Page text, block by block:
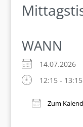
WANN
14.07.2026
12:15 - 13:15
Zum